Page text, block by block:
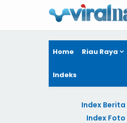
Home Riau Raya
Indeks
Index Berita
Index Foto